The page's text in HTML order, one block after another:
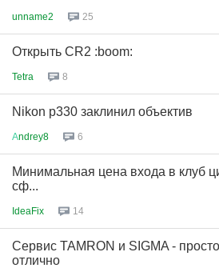
unname2 25
Открыть CR2 :boom:
Tetra 8
Nikon p330 заклинил объектив
Аndrey8 6
Минимальная цена входа в клуб
сф...
IdeaFix 14
Сервис TAMRON и SIGMA - просто
отлично